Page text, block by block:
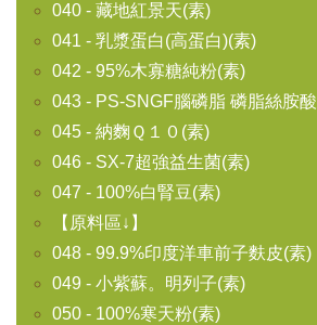
040 - 藏地紅景天(素)
041 - 乳漿蛋白(高蛋白)(素)
042 - 95%木寡糖純粉(素)
043 - PS-SNGF腦磷脂 磷脂絲胺酸
045 - 納麴Ｑ１０(素)
046 - SX-7超強益生菌(素)
047 - 100%白腎豆(素)
【原料區↓】
048 - 99.9%印度洋車前子麩皮(素)
049 - 小紫蘇。明列子(素)
050 - 100%寒天粉(素)